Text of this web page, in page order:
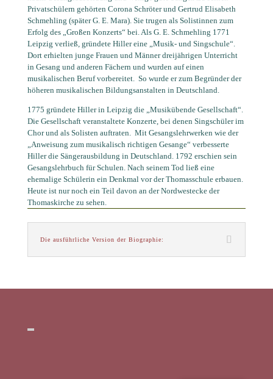
Privatschülern gehörten Corona Schröter und Gertrud Elisabeth
Schmehling (später G. E. Mara). Sie trugen als Solistinnen zum
Erfolg des „Großen Konzerts“ bei. Als G. E. Schmehling 1771
Leipzig verließ, gründete Hiller eine „Musik- und Singschule“.
Dort erhielten junge Frauen und Männer dreijährigen Unterricht
in Gesang und anderen Fächern und wurden auf einen
musikalischen Beruf vorbereitet. So wurde er zum Begründer der
höheren musikalischen Bildungsanstalten in Deutschland.
1775 gründete Hiller in Leipzig die „Musikübende Gesellschaft“.
Die Gesellschaft veranstaltete Konzerte, bei denen Singschüler im
Chor und als Solisten auftraten. Mit Gesangslehrwerken wie der
„Anweisung zum musikalisch richtigen Gesange“ verbesserte
Hiller die Sängerausbildung in Deutschland. 1792 erschien sein
Gesangslehrbuch für Schulen. Nach seinem Tod ließ eine
ehemalige Schülerin ein Denkmal vor der Thomasschule erbauen.
Heute ist nur noch ein Teil davon an der Nordwestecke der
Thomaskirche zu sehen.
Die ausführliche Version der Biographie: